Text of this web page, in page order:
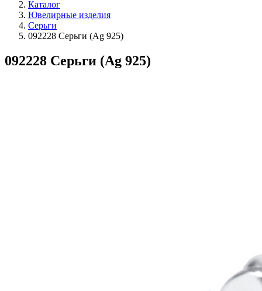
Каталог
Ювелирные изделия
Серьги
092228 Серьги (Ag 925)
092228 Серьги (Ag 925)